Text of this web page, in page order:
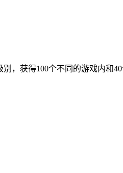
，获得100个不同的游戏内和40